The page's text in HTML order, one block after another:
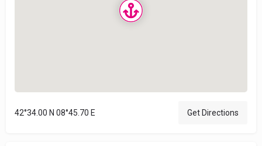
42°34.00 N 08°45.70 E Get Directions